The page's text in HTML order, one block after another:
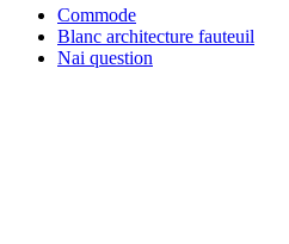
Commode
Blanc architecture fauteuil
Nai question